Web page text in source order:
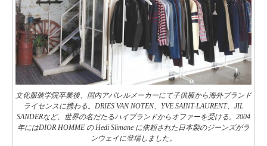
文化服装学院卒業後、国内アパレルメーカーにて子供服から海外ブランド
ライセンスに携わる。DRIES VAN NOTEN、YVE SAINT-LAURENT、JIL
SANDERなど、世界の名だたるハイブランドからオファーを受ける。2004
年にはDIOR HOMME の Hedi Slimane に依頼された日本製のジーンズがラ
ンウェイに登場しました。